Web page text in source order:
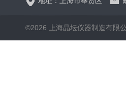
©2026 上海晶坛仪器制造有限